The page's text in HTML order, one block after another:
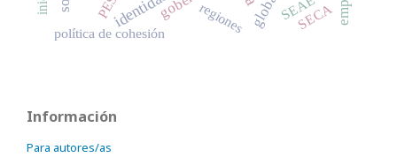
regiones
política de cohesión
SEAE
SECA
Información
Para autores/as